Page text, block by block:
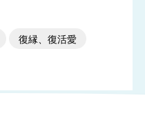
復縁、復活愛